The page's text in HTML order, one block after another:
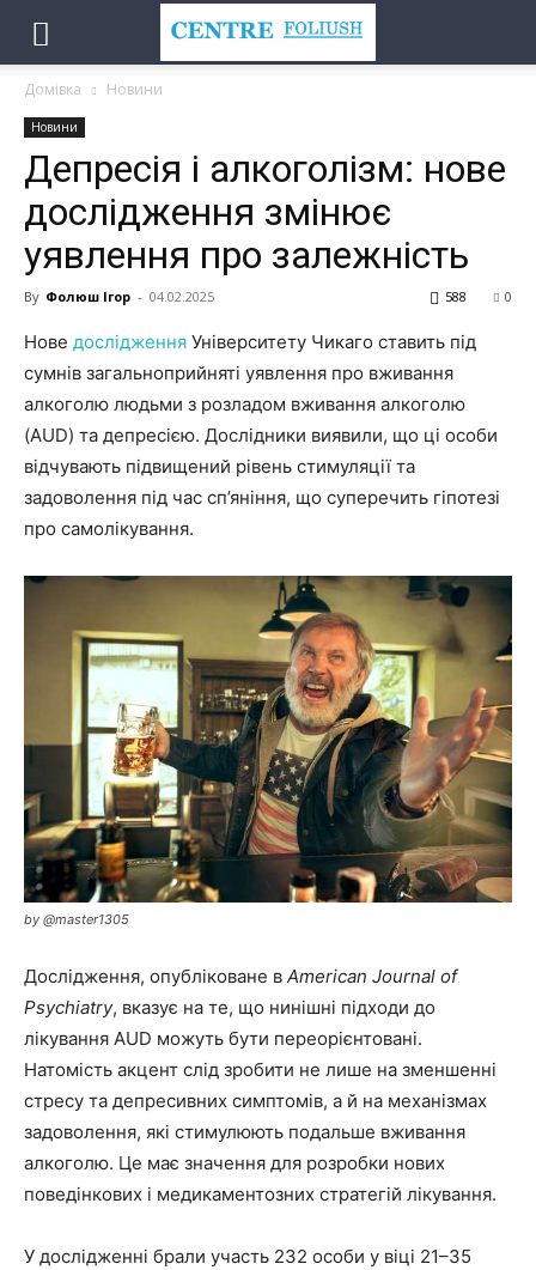
Домівка Новини
Новини
Депресія і алкоголізм: нове
дослідження змінює
уявлення про залежність
By Фолюш Ігор - 04.02.2025 0
588
Нове дослідження Університету Чикаго ставить під
сумнів загальноприйняті уявлення про вживання
алкоголю людьми з розладом вживання алкоголю
(AUD) та депресією. Дослідники виявили, що ці особи
відчувають підвищений рівень стимуляції та
задоволення під час сп’яніння, що суперечить гіпотезі
про самолікування.
by @master1305
Дослідження, опубліковане в American Journal of
Psychiatry, вказує на те, що нинішні підходи до
лікування AUD можуть бути переорієнтовані.
Натомість акцент слід зробити не лише на зменшенні
стресу та депресивних симптомів, а й на механізмах
задоволення, які стимулюють подальше вживання
алкоголю. Це має значення для розробки нових
поведінкових і медикаментозних стратегій лікування.
У дослідженні брали участь 232 особи у віці 21–35